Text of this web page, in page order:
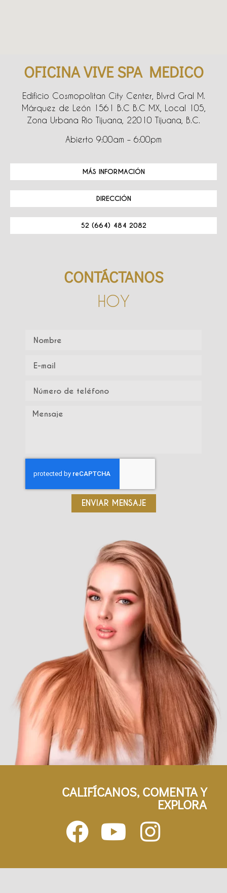
OFICINA VIVE SPA MEDICO
Edificio Cosmopolitan City Center, Blvrd Gral M.
Márquez de León 1561 B.C B.C MX, Local 105,
Zona Urbana Rio Tijuana, 22010 Tijuana, B.C.
Abierto 9:00am – 6:00pm
MÁS INFORMACIÓN
DIRECCIÓN
52 (664) 484 2082
CONTÁCTANOS
HOY
ENVIAR MENSAJE
CALIFÍCANOS, COMENTA Y
EXPLORA